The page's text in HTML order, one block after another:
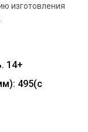
изготовления
14+
495(с